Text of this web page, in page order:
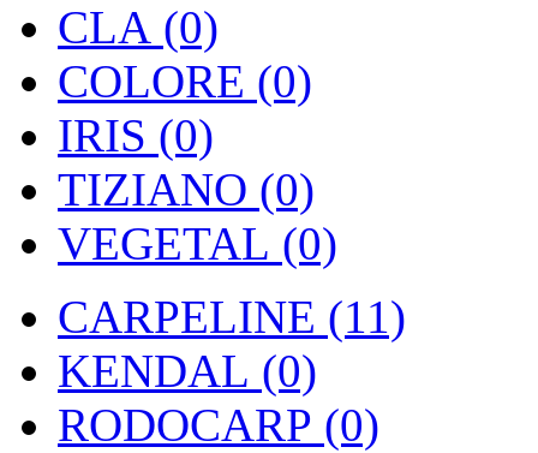
CLA (0)
COLORE (0)
IRIS (0)
TIZIANO (0)
VEGETAL (0)
CARPELINE (11)
KENDAL (0)
RODOCARP (0)